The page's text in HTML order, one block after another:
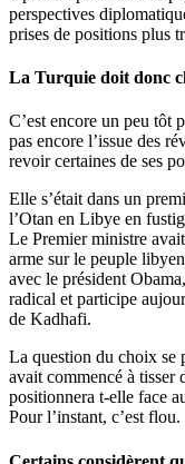
perspectives
prises de positions plus
La Turquie doit donc
C’est encore un peu tôt
pas encore l’issue des
revoir certaines de ses
Elle s’était dans un
l’Otan en Libye en
Le Premier ministre
arme sur le peuple
avec le président
radical et participe
de Kadhafi.
La question du choix se
avait commencé à tisser
positionnera t-elle face
Pour l’instant, c’est flou.